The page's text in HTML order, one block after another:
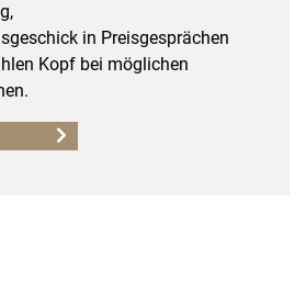
in Preisgesprächen
Kopf bei möglichen